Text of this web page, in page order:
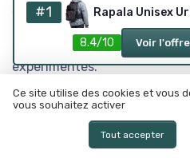
saisons, ce qui justifie de
avis d’utilisateurs, les listes
techniques et les retours de
expérimentés.
Les boutiques spécialisées
une nouvelle sélection de
saison, avec des modèles
#1
8.4/10 Voir l'offre
Ce site utilise des cookies et vous
vous souhaitez activer
Tout accepter